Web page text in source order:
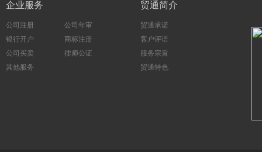
企业服务
公司注册
公司年审
银行开户
商标注册
公司买卖
律师公证
其他服务
贸通简介
贸通承诺
客户评语
服务宗旨
贸通特色